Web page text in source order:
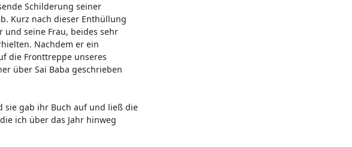
Schilderung seiner
Kurz nach dieser Enthüllung
und seine Frau, beides sehr
Nachdem er ein
die Fronttreppe unseres
über Sai Baba geschrieben
sie gab ihr Buch auf und ließ die
ich über das Jahr hinweg